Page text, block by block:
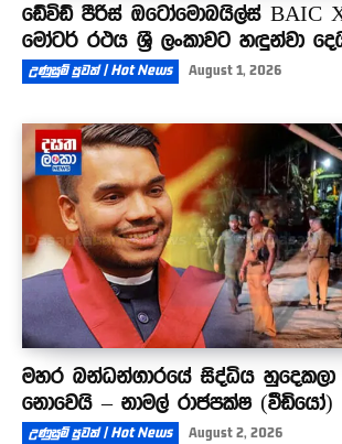
ඩේවිඩ් පීරිස් ඔටෝමොබයිල්ස් BAIC
මෝටර් රථය ශ්‍රී ලංකාවට හඳුන්වා
උණුසුම් පුවත් | Hot News August 1, 2026
මහර බන්ධන්ගාරයේ සිද්ධිය
නොවෙයි – නාමල් රාජපක්ෂ (වීඩියෝ)
උණුසුම් පුවත් | Hot News August 2, 2026